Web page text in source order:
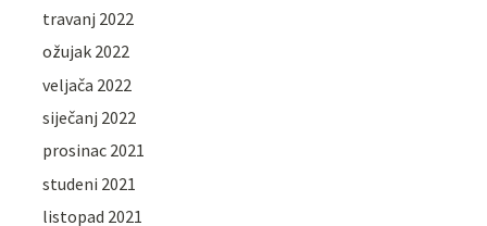
travanj 2022
ožujak 2022
veljača 2022
siječanj 2022
prosinac 2021
studeni 2021
listopad 2021